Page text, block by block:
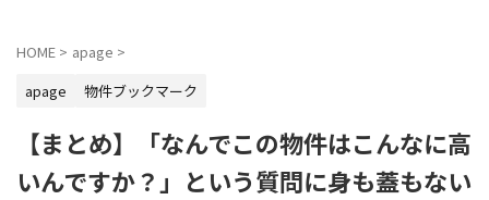
HOME > apage >
apage
物件ブックマーク
【まとめ】「なんでこの物件はこんなに高
いんですか？」という質問に身も蓋もない